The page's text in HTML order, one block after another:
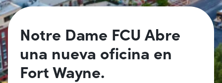
Notre Dame FCU Abre
una nueva oficina en
Fort Wayne.